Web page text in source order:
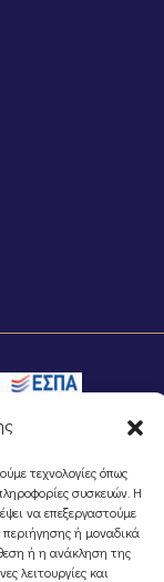
τεχνολογίες όπως
συσκευών. Η
να επεξεργαστούμε
ή μοναδικά
ή η ανάκληση της
λειτουργίες και
Knowledge A.E.